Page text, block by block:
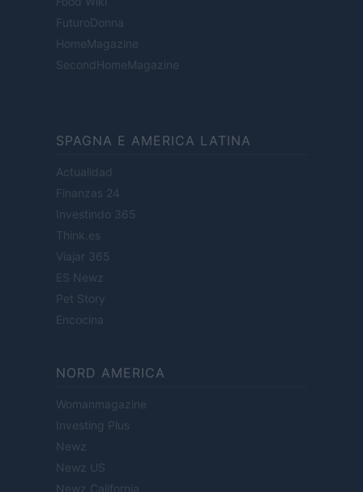
FuturoDonna
HomeMagazine
SecondHomeMagazine
SPAGNA E AMERICA LATINA
Actualidad
Finanzas 24
Investindo 365
Think.es
Viajar 365
ES Newz
Pet Story
Encocina
NORD AMERICA
Womanmagazine
Investing Plus
Newz
Newz US
Newz California